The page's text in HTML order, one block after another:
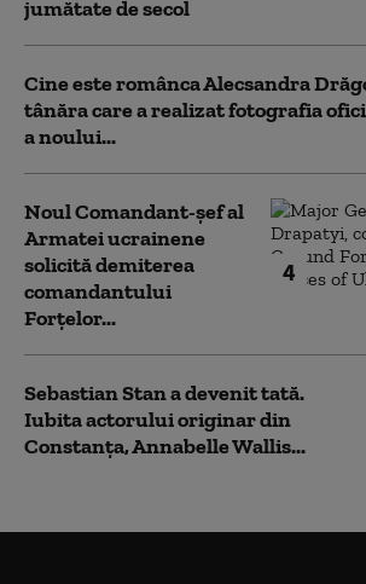
jumătate de secol
Cine este românca Alecsandra
tânăra care a realizat fotografia
a noului...
4
Noul Comandant-șef al
Armatei ucrainene
solicită demiterea
comandantului
Forțelor...
Sebastian Stan a devenit tată.
Iubita actorului originar din
Constanța, Annabelle Wallis...